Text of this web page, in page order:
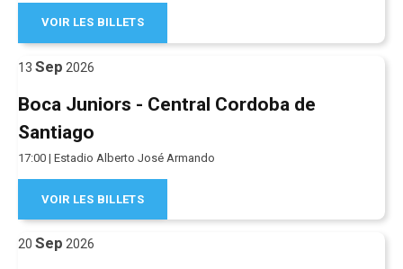
VOIR LES BILLETS
13 Sep 2026
Boca Juniors - Central Cordoba de
Santiago
17:00 | Estadio Alberto José Armando
VOIR LES BILLETS
20 Sep 2026